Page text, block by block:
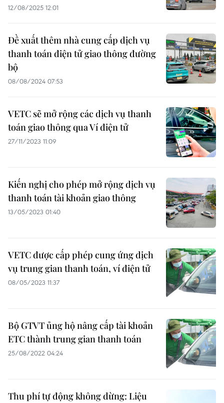
12/08/2025 12:01
Đề xuất thêm nhà cung cấp dịch vụ
thanh toán điện tử giao thông đường
bộ
08/08/2024 07:53
VETC sẽ mở rộng các dịch vụ thanh
toán giao thông qua Ví điện tử
27/11/2023 11:09
Kiến nghị cho phép mở rộng dịch vụ
thanh toán tài khoản giao thông
13/05/2023 01:40
VETC được cấp phép cung ứng dịch
vụ trung gian thanh toán, ví điện tử
08/05/2023 11:37
Bộ GTVT ủng hộ nâng cấp tài khoản
ETC thành trung gian thanh toán
25/08/2022 04:24
Thu phí tự động không dừng: Liệu